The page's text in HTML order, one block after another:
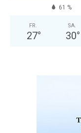
61 %
FR.
27°
SA.
30°